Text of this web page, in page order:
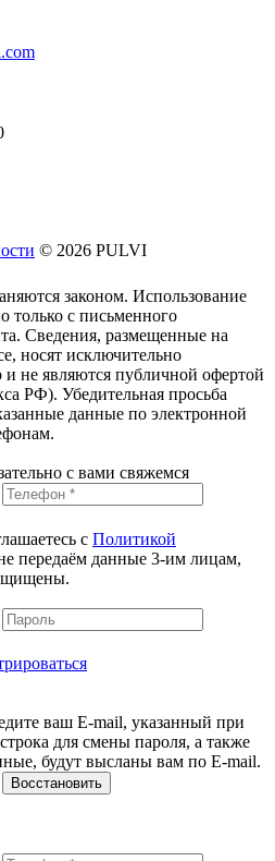
© 2026 PULVI
законом. Использование
только с письменного
Сведения, размещенные на
носят исключительно
не являются публичной офертой
РФ). Убедительная просьба
данные по электронной
с вами свяжемся
с Политикой
передаём данные 3-им лицам,
ваш E-mail, указанный при
для смены пароля, а также
будут высланы вам по E-mail.
Восстановить